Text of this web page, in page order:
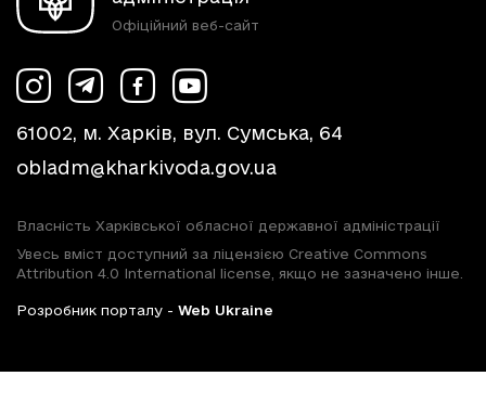
Офіційний веб-сайт
61002, м. Харків, вул. Сумська, 64
obladm@kharkivoda.gov.ua
Власність Харківської обласної державної адміністрації
Увесь вміст доступний за ліцензією Creative Commons
Attribution 4.0 International license, якщо не зазначено інше.
Розробник порталу - Web Ukraine